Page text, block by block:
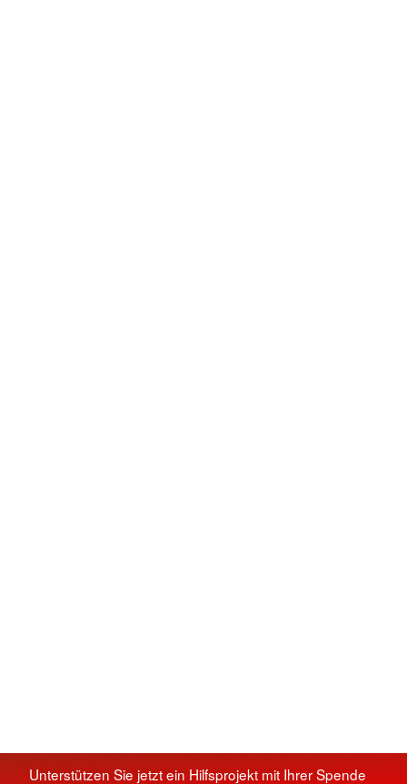
Unterstützen Sie jetzt ein Hilfsprojekt mit Ihrer Spende